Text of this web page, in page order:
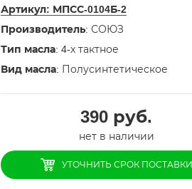
Артикул: МПСС-0104Б-2
Производитель: СОЮЗ
Тип масла: 4-х тактное
Вид масла: Полусинтетическое
390 руб.
нет в наличии
УТОЧНИТЬ СРОК ПОСТАВКИ